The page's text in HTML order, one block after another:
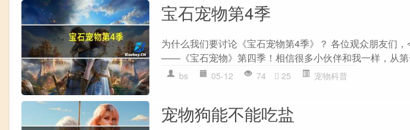
宝石宠物第4季
为什么我们要讨论《宝石宠物第4季》？ 各位观众朋友们
——《宝石宠物》第四季！相信很多小伙伴和我一样，从第
bs 05-12 74 25 宠物科普
宠物狗能不能吃盐